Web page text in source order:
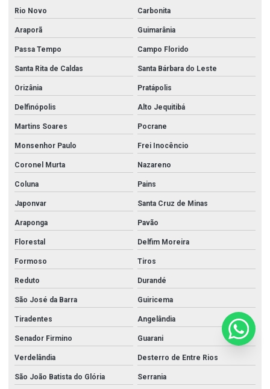
Rio Novo Carbonita
Araporã Guimarânia
Passa Tempo Campo Florido
Santa Rita de Caldas Santa Bárbara do Leste
Orizânia Pratápolis
Delfinópolis Alto Jequitibá
Martins Soares Pocrane
Monsenhor Paulo Frei Inocêncio
Coronel Murta Nazareno
Coluna Pains
Japonvar Santa Cruz de Minas
Araponga Pavão
Florestal Delfim Moreira
Formoso Tiros
Reduto Durandé
São José da Barra Guiricema
Tiradentes Angelândia
Senador Firmino Guarani
Verdelândia Desterro de Entre Rios
São João Batista do Glória Serrania